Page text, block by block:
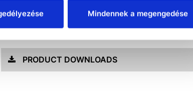
Mindennek a megengedése
• Over 7 different Nanocarb™ carbon filter types,
organic compound, acid, mercury, sulphur,
PRODUCT DOWNLOADS